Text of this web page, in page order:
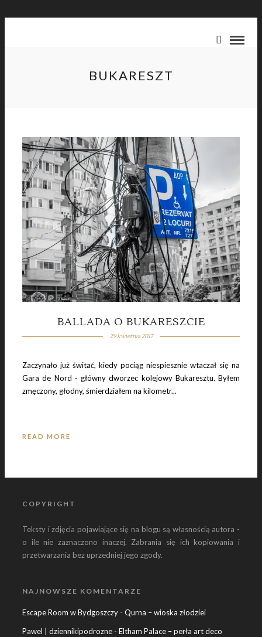
BUKARESZT
BALLADA O BUKARESZCIE
29 kwietnia 2017
Zaczynało już świtać, kiedy pociąg niespiesznie wtaczał się na
Gara de Nord - główny dworzec kolejowy Bukaresztu. Byłem
zmęczony, głodny, śmierdziałem na kilometr...
READ MORE
COPYRIGHT
Teksty i zdjęcia pojawiające się na blogu są własnością autora -
o ile nie zaznaczono inaczej. Zabrania się ich kopiowania i
przetwarzania bez uprzedniej jego zgody.
NAJNOWSZE KOMENTARZE
Escape Room w Bydgoszczy - Qurna – wioska złodziei
Pawel | dziennikipodrozne - Eltham Palace – perła art deco